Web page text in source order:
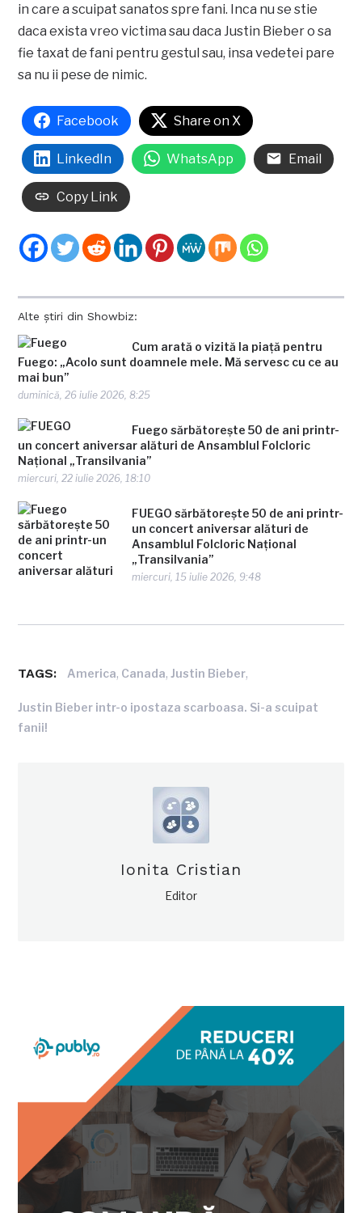
Alte știri din Showbiz:
Cum arată o vizită la piață pentru
Fuego: „Acolo sunt doamnele mele. Mă servesc cu ce au
mai bun”
duminică, 26 iulie 2026, 8:25
Fuego sărbătorește 50 de ani printr-
un concert aniversar alături de Ansamblul Folcloric
Național „Transilvania”
miercuri, 22 iulie 2026, 18:10
FUEGO sărbătorește 50 de ani printr-
un concert aniversar alături de
Ansamblul Folcloric Național
„Transilvania”
miercuri, 15 iulie 2026, 9:48
in care a scuipat sanatos spre fani. Inca nu se stie
daca exista vreo victima sau daca Justin Bieber o sa
fie taxat de fani pentru gestul sau, insa vedetei pare
sa nu ii pese de nimic.
Facebook Share on X
LinkedIn WhatsApp Email
Copy Link
TAGS: America, Canada,Justin Bieber,
Justin Bieber intr-o ipostaza scarboasa. Si-a scuipat
fanii!
Ionita Cristian
Editor